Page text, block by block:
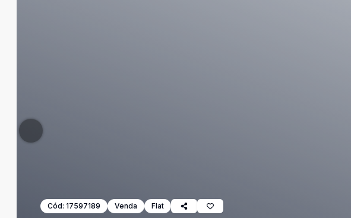
Cód: 17597189 Venda Flat